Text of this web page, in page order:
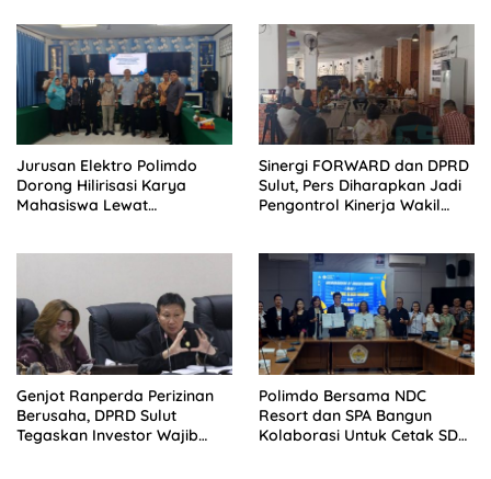
Jurusan Elektro Polimdo
Dorong Hilirisasi Karya
Mahasiswa Lewat
Sinergi FORWARD dan DPRD
Sulut, Pers Diharapkan Jadi
Pengontrol Kinerja Wakil
Genjot Ranperda Perizinan
Berusaha, DPRD Sulut
Tegaskan Investor Wajib
Polimdo Bersama NDC
Resort dan SPA Bangun
Kolaborasi Untuk Cetak SDM